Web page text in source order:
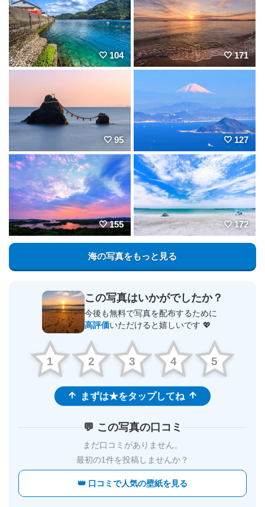
104 171
95 127
155 172
海の写真をもっと見る
この写真はいかがでしたか？
今後も無料で写真を配布するために
高評価いただけると嬉しいです 💖
1 2 3 4 5
まずは★をタップしてね
💬 この写真の口コミ
まだ口コミがありません。
最初の1件を投稿しませんか？
👑 口コミで人気の壁紙を見る